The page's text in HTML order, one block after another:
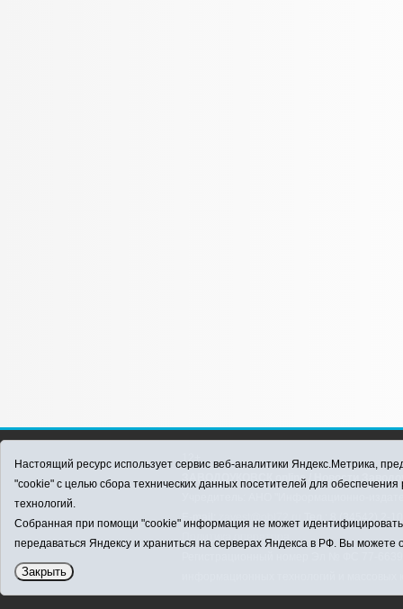
ЗАВОДОУКОВСК online / Новости
E-mail:
Тел.: 8 (34542) 2-
Политика оператора
Настоящий ресурс использует сервис веб-аналитики Яндекс.Метрика,
"cookie" с целью сбора технических данных посетителей для
технологий.
Собранная при помощи "cookie" информация не может
передаваться Яндексу и храниться на серверах Яндекса в РФ. Вы
Закрыть